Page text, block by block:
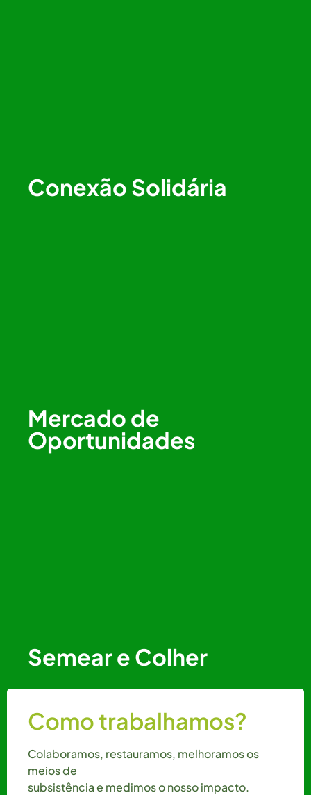
Conexão Solidária
Mercado de
Oportunidades
Semear e Colher
Como trabalhamos?
Colaboramos, restauramos, melhoramos os
meios de
subsistência e medimos o nosso impacto.